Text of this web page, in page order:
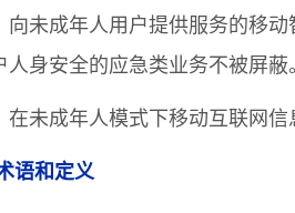
向未成年人用户提供服务的移
人身安全的应急类业务不被屏蔽
在未成年人模式下移动互联网
语和定义